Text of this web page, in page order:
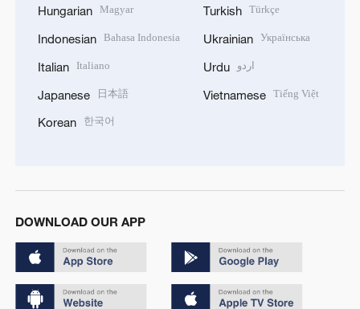
Hungarian Magyar
Indonesian Bahasa Indonesia
Italian Italiano
Japanese 日本語
Korean 한국어
Turkish Türkçe
Ukrainian Українська
Urdu اردو
Vietnamese Tiếng Việt
DOWNLOAD OUR APP